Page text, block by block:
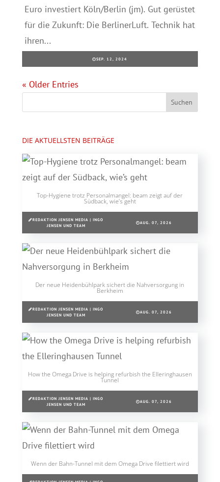
Euro investiert Köln/Berlin (jm). Gut gerüstet
für die Zukunft: Die BerlinerLuft. Technik hat
ihren...
SEP. 12, 2024
« Older Entries
DIE AKTUELLSTEN BEITRÄGE
Top-Hygiene trotz Personalmangel: beam zeigt auf der
Südback, wie’s geht
REDAKTION JENSEN MEDIA | INGO
JENSEN UND TEAM
AUG. 07, 2026
Der neue Heidenbühlpark sichert die Nahversorgung in
Berkheim
REDAKTION JENSEN MEDIA | INGO
JENSEN UND TEAM
AUG. 07, 2026
How the Omega Drive is helping refurbish the Elleringhausen
Tunnel
REDAKTION JENSEN MEDIA | INGO
JENSEN UND TEAM
AUG. 07, 2026
Wenn der Bahn-Tunnel mit dem Omega Drive filettiert wird